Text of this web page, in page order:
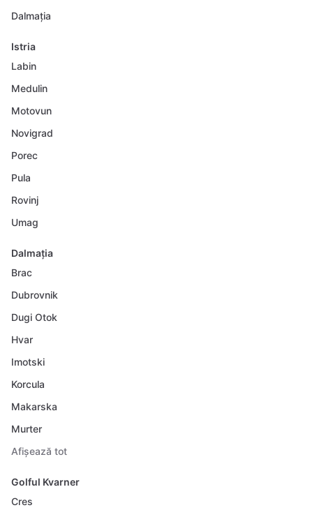
Dalmația
Istria
Labin
Medulin
Motovun
Novigrad
Porec
Pula
Rovinj
Umag
Dalmația
Brac
Dubrovnik
Dugi Otok
Hvar
Imotski
Korcula
Makarska
Murter
Afișează tot
Golful Kvarner
Cres